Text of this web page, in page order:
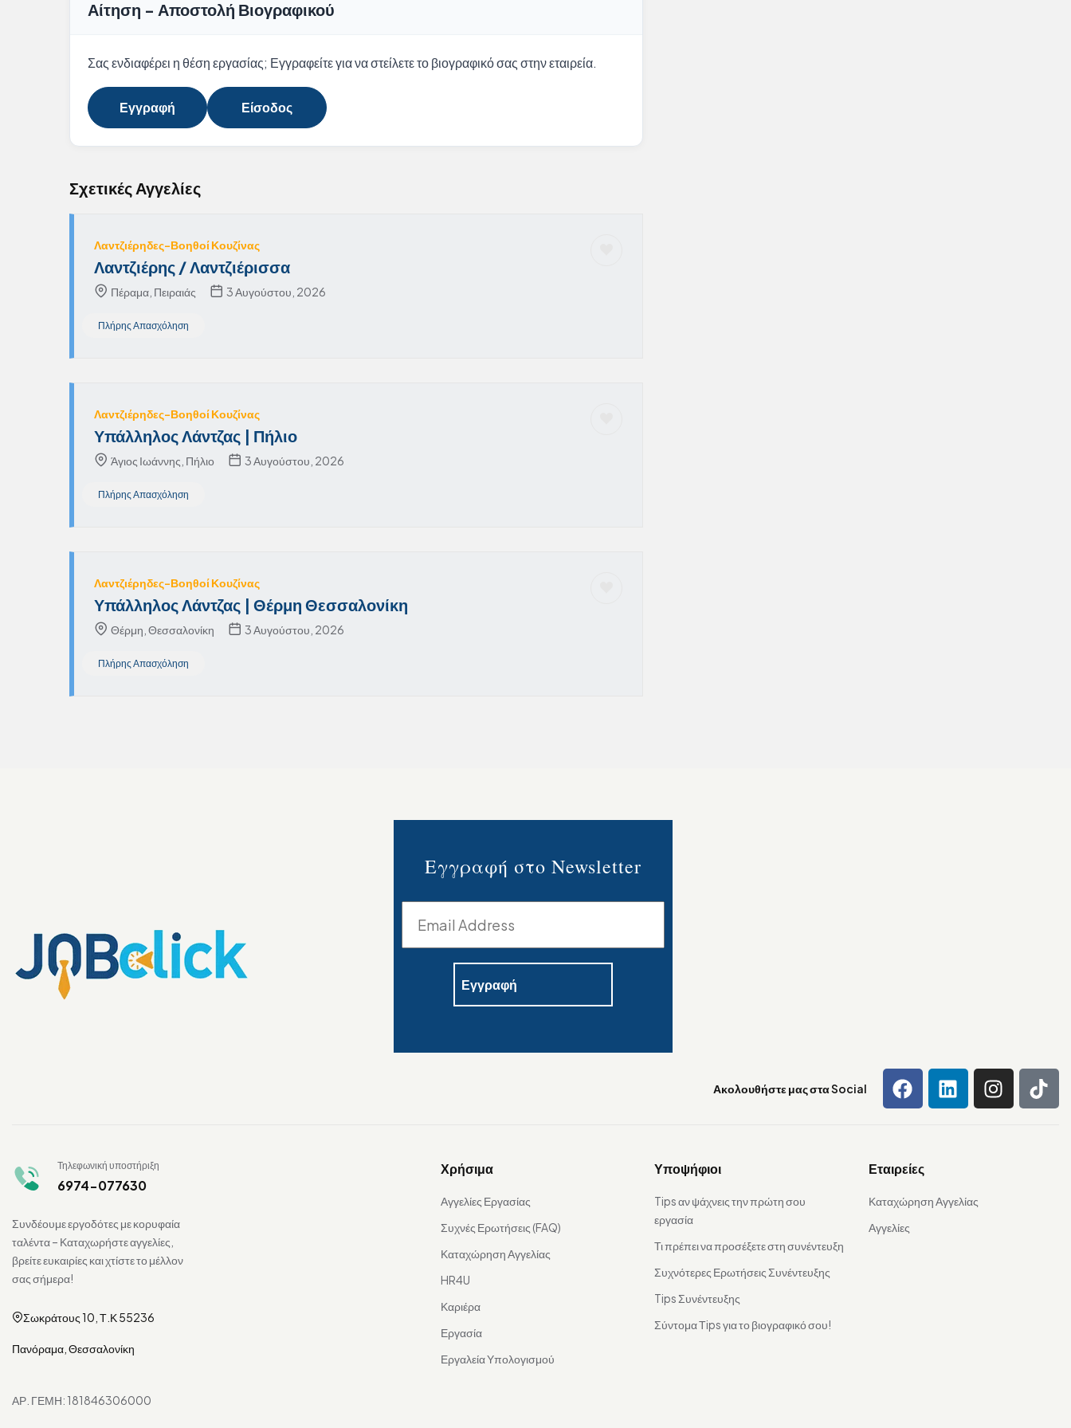
Αίτηση - Αποστολή Βιογραφικού
Σας ενδιαφέρει η θέση εργασίας; Εγγραφείτε για να στείλετε το βιογραφικό σας στην εταιρεία.
Εγγραφή Είσοδος
Σχετικές Αγγελίες
Λαντζιέρηδες-Βοηθοί Κουζίνας
Λαντζιέρης / Λαντζιέρισσα
Πέραμα, Πειραιάς 3 Αυγούστου, 2026
Πλήρης Απασχόληση
Λαντζιέρηδες-Βοηθοί Κουζίνας
Υπάλληλος Λάντζας | Πήλιο
Άγιος Ιωάννης, Πήλιο 3 Αυγούστου, 2026
Πλήρης Απασχόληση
Λαντζιέρηδες-Βοηθοί Κουζίνας
Υπάλληλος Λάντζας | Θέρμη Θεσσαλονίκη
Θέρμη, Θεσσαλονίκη 3 Αυγούστου, 2026
Πλήρης Απασχόληση
Εγγραφή στο Newsletter
Ακολουθήστε μας στα Social
Τηλεφωνική υποστήριξη
6974-077630
Συνδέουμε εργοδότες με κορυφαία
ταλέντα – Καταχωρήστε αγγελίες,
βρείτε ευκαιρίες και χτίστε το μέλλον
σας σήμερα!
Σωκράτους 10, Τ.Κ 55236
Πανόραμα, Θεσσαλονίκη
ΑΡ. ΓΕΜΗ: 181846306000
Χρήσιμα
Αγγελίες Εργασίας
Συχνές Ερωτήσεις (FAQ)
Καταχώρηση Αγγελίας
HR4U
Καριέρα
Εργασία
Εργαλεία Υπολογισμού
Υποψήφιοι
Tips αν ψάχνεις την πρώτη σου
εργασία
Τι πρέπει να προσέξετε στη συνέντευξη
Συχνότερες Ερωτήσεις Συνέντευξης
Tips Συνέντευξης
Σύντομα Τips για το βιογραφικό σου!
Εταιρείες
Καταχώρηση Αγγελίας
Αγγελίες